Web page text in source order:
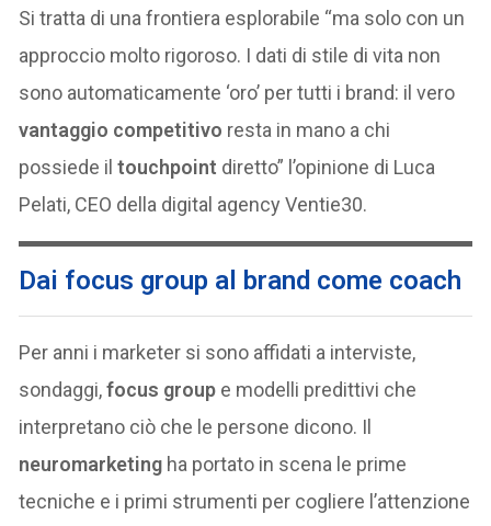
Si tratta di una frontiera esplorabile “ma solo con un
approccio molto rigoroso. I dati di stile di vita non
sono automaticamente ‘oro’ per tutti i brand: il vero
vantaggio competitivo resta in mano a chi
possiede iltouchpoint diretto” l’opinione di Luca
Pelati, CEO della digital agency Ventie30.
Dai focus group al brand come coach
Per anni i marketer si sono affidati a interviste,
sondaggi,focus group e modelli predittivi che
interpretano ciò che le persone dicono. Il
neuromarketing ha portato in scena le prime
tecniche e i primi strumenti per cogliere l’attenzione